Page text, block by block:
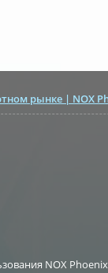
рынке | NOX
NOX Phoenix